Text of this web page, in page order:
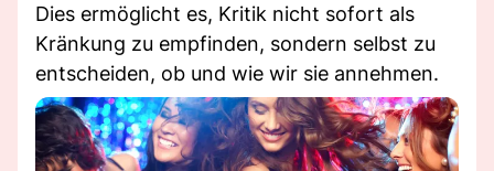
Dies ermöglicht es, Kritik nicht sofort als
Kränkung zu empfinden, sondern selbst zu
entscheiden, ob und wie wir sie annehmen.